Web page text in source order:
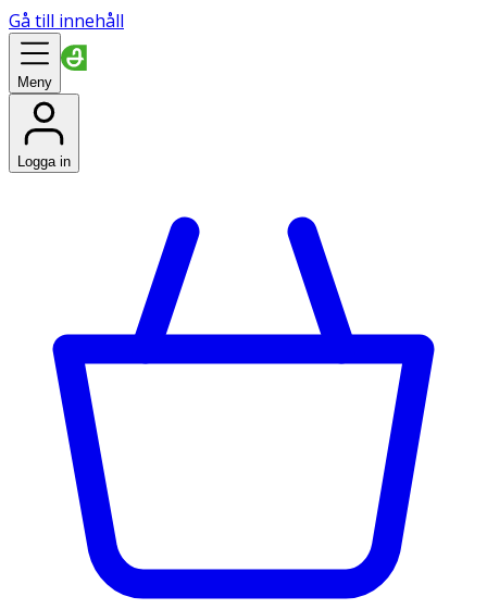
Gå till innehåll
Meny
Logga in